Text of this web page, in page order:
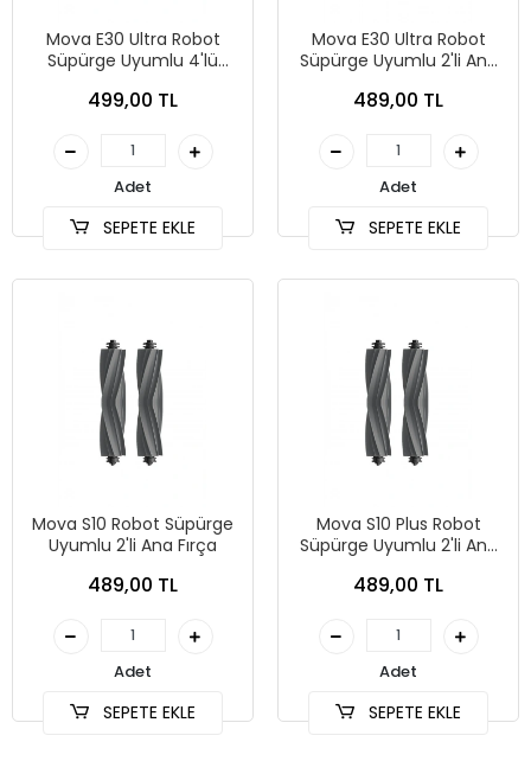
Mova E30 Ultra Robot
Süpürge Uyumlu 4'lü
499,00 TL
Adet
SEPETE EKLE
Mova E30 Ultra Robot
Süpürge Uyumlu 2'li Ana
489,00 TL
Adet
SEPETE EKLE
Mova S10 Robot Süpürge
Uyumlu 2'li Ana Fırça
489,00 TL
Adet
SEPETE EKLE
Mova S10 Plus Robot
Süpürge Uyumlu 2'li Ana
489,00 TL
Adet
SEPETE EKLE